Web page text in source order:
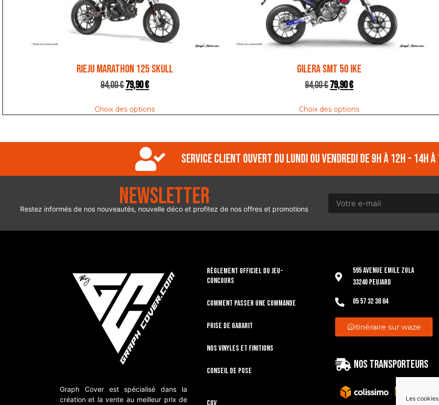
Les
RIEJU MARATHON 125 SKULL
94,00€79,90€
Choix des options
GILERA SMT 50 IKE
94,00€79,90€
Choix des options
Service client ouvert du lundi ou vendredi de 9h à 12h - 14h à
Newsletter
Restez informés de nos nouveautés, nouvelle déco et profitez de nos offres et promotions
Graph Cover est spécialisé dans la
création et la vente au meilleur prix de
RÈGLEMENT OFFICIEL DU JEU-
CONCOURS
Comment passer une commande
Prise de gabarit
Nos vinyles et finitions
Conseil de pose
595 Avenue Emile Zola
33240 Peujard
05 57 32 38 84
itinéraire sur waze
Nos transporteurs